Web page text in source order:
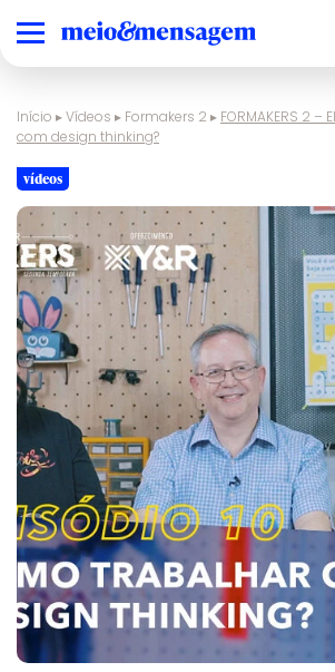
Início ▸Vídeos ▸ Formakers 2 ▸ FORMAKERS 2 –
com design thinking?
vídeos